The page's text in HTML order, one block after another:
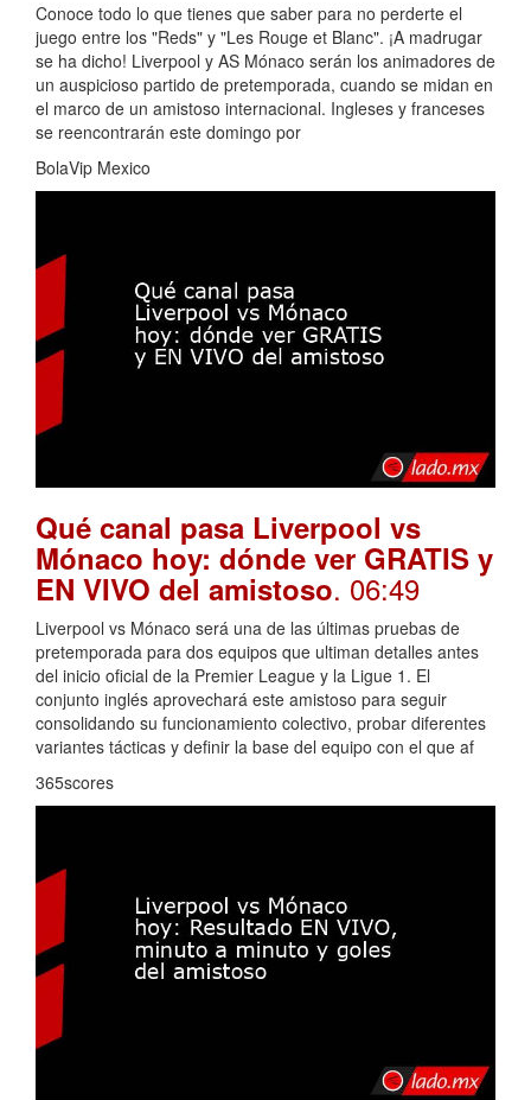
Conoce todo lo que tienes que saber para no perderte el
juego entre los "Reds" y "Les Rouge et Blanc". ¡A madrugar
se ha dicho! Liverpool y AS Mónaco serán los animadores de
un auspicioso partido de pretemporada, cuando se midan en
el marco de un amistoso internacional. Ingleses y franceses
se reencontrarán este domingo por
BolaVip Mexico
Qué canal pasa Liverpool vs
Mónaco hoy: dónde ver GRATIS y
EN VIVO del amistoso. 06:49
Liverpool vs Mónaco será una de las últimas pruebas de
pretemporada para dos equipos que ultiman detalles antes
del inicio oficial de la Premier League y la Ligue 1. El
conjunto inglés aprovechará este amistoso para seguir
consolidando su funcionamiento colectivo, probar diferentes
variantes tácticas y definir la base del equipo con el que af
365scores